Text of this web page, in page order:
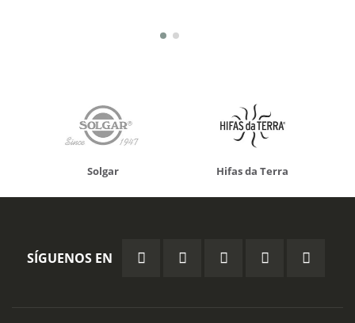
Solgar Hifas da Terra
SÍGUENOS EN